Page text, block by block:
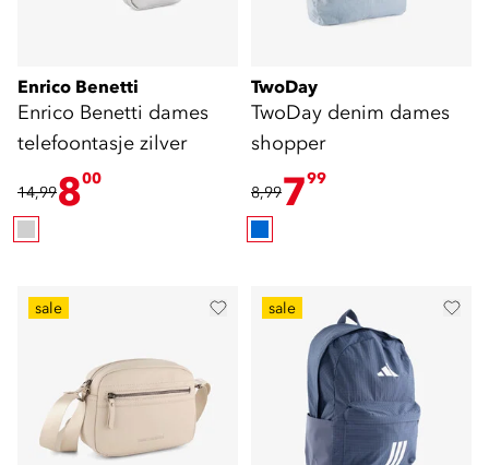
Enrico Benetti
Enrico Benetti dames
telefoontasje zilver
14,99800
TwoDay
TwoDay denim dames
shopper
8,99799
sale sale